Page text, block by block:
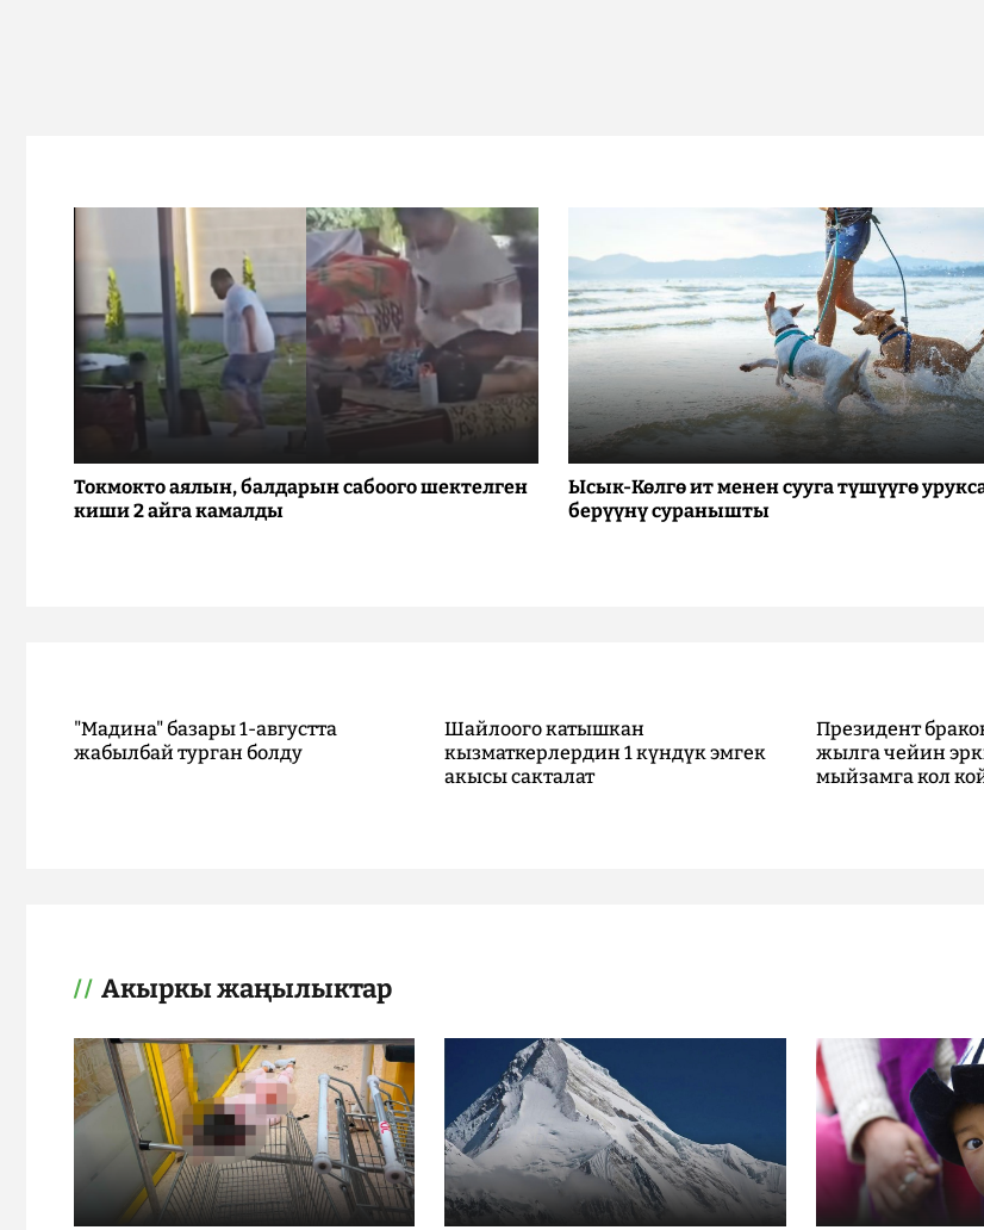
Токмокто аялын, балдарын сабоого шектелген
киши 2 айга камалды
Ысык-Көлгө ит менен сууга түшүүгө
берүүнү суранышты
"Мадина" базары 1-августта
жабылбай турган болду
Шайлоого катышкан
кызматкерлердин 1 күндүк эмгек
акысы сакталат
Президент
жылга чейин
мыйзамга кол
Акыркы жаңылыктар